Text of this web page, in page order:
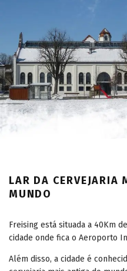
LAR DA CERVEJARIA
MUNDO
Freising está situada a 40Km
cidade onde fica o Aeroporto
Além disso, a cidade é